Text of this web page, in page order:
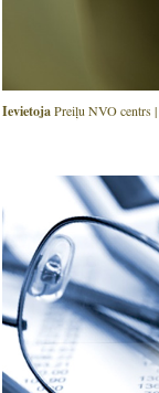
IevietojaPreiļu NVO centrs |